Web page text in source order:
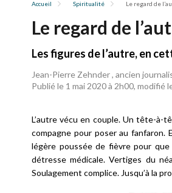
Accueil Spiritualité Le regard de
Le regard de
Les figures de l’autre, en
Jean-Pierre Zehnder , ancien
Publié le 1 mai 2020 à 2h00, modifié
L’autre vécu en couple. Un tête-à-
compagne pour poser au fanfaron.
légère poussée de fièvre pour
détresse médicale. Vertiges du
Soulagement complice. Jusqu’à la